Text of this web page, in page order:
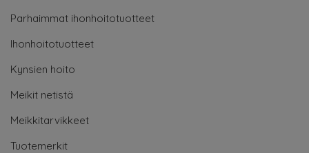
Parhaimmat ihonhoitotuotteet
Ihonhoitotuotteet
Kynsien hoito
Meikit netistä
Meikkitarvikkeet
Tuotemerkit